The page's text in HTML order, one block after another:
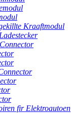
Kraaftmodul
fir Elektroautoen